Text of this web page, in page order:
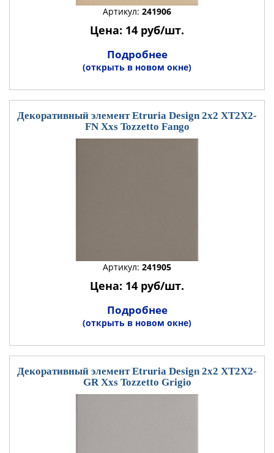
Артикул: 241906
Цена: 14 руб/шт.
Подробнее
(открыть в новом окне)
Декоративный элемент Etruria Design 2x2 XT2X2-
FN Xxs Tozzetto Fango
Артикул: 241905
Цена: 14 руб/шт.
Подробнее
(открыть в новом окне)
Декоративный элемент Etruria Design 2x2 XT2X2-
GR Xxs Tozzetto Grigio